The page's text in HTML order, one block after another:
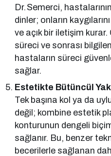
Dr. Semerci,
dinler; onların
ve açık bir iletişim
süreci ve sonrası
hastaların süreci
sağlar.
Estetikte Bütüncül
Tek başına kol ya da
değil; kombine estetik
konturunun dengeli
sağlanır. Bu, benzer
becerilerle sağlanan